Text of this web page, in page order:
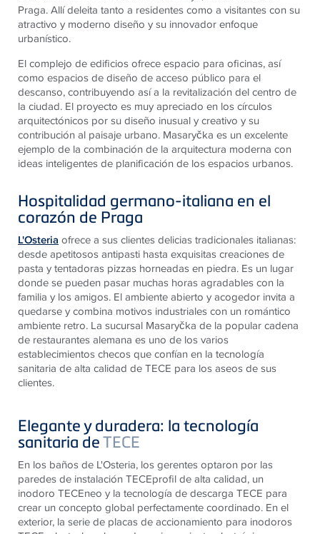
Praga. Allí deleita tanto a residentes como a visitantes con su
atractivo y moderno diseño y su innovador enfoque
urbanístico.
El complejo de edificios ofrece espacio para oficinas, así
como espacios de diseño de acceso público para el
descanso, contribuyendo así a la revitalización del centro de
la ciudad. El proyecto es muy apreciado en los círculos
arquitectónicos por su diseño inusual y creativo y su
contribución al paisaje urbano. Masaryčka es un excelente
ejemplo de la combinación de la arquitectura moderna con
ideas inteligentes de planificación de los espacios urbanos.
Hospitalidad germano-italiana en el
corazón de Praga
L'Osteria ofrece a sus clientes delicias tradicionales italianas:
desde apetitosos antipasti hasta exquisitas creaciones de
pasta y tentadoras pizzas horneadas en piedra. Es un lugar
donde se pueden pasar muchas horas agradables con la
familia y los amigos. El ambiente abierto y acogedor invita a
quedarse y combina motivos industriales con un romántico
ambiente retro. La sucursal Masaryčka de la popular cadena
de restaurantes alemana es uno de los varios
establecimientos checos que confían en la tecnología
sanitaria de alta calidad de TECE para los aseos de sus
clientes.
Elegante y duradera: la tecnología
sanitaria deTECE
En los baños de L'Osteria, los gerentes optaron por las
paredes de instalación TECEprofil de alta calidad, un
inodoro TECEneo y la tecnología de descarga TECE para
crear un concepto global perfectamente coordinado. En el
exterior, la serie de placas de accionamiento para inodoros